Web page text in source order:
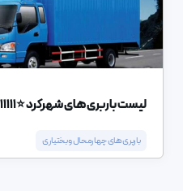
لیست باربری های شهرکرد ⭐️11111111111 جدول قیمت ها
باربری های چهارمحال و بختیاری